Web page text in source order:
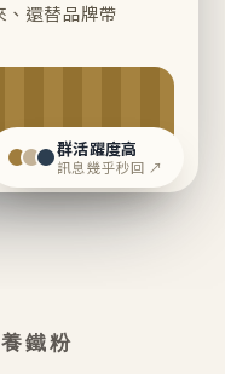
、還替品牌帶
群活躍度高
訊息幾乎秒回 ↗
鐵粉